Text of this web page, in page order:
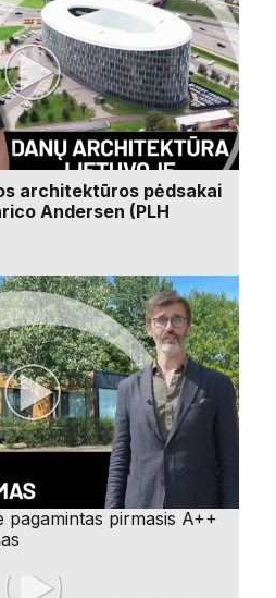
architektūros pėdsakai
Andersen (PLH
pagamintas pirmasis A++